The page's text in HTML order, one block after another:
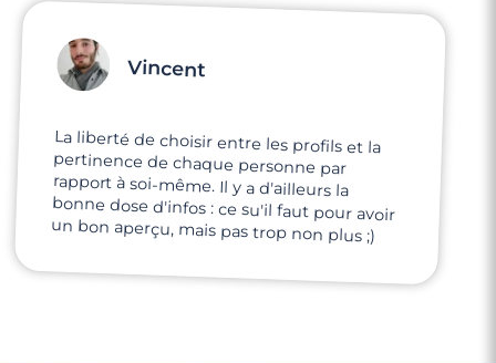
Vincent
La liberté de choisir entre les profils et la
pertinence de chaque personne par
rapport à soi-même. Il y a d'ailleurs la
bonne dose d'infos : ce su'il faut pour avoir
un bon aperçu, mais pas trop non plus ;)